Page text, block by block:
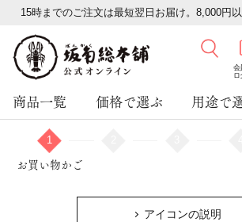
15時までのご注文は最短翌日お届け。8,000円以
会
ロ
商品一覧 価格で選ぶ 用途で
1
お買い物かご
アイコンの説明